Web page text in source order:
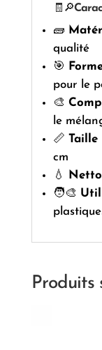
🧾🔎
🧱
qualité
🎯
pour le
🎨
le
📏
cm
💧
🧑‍🎨
Produits